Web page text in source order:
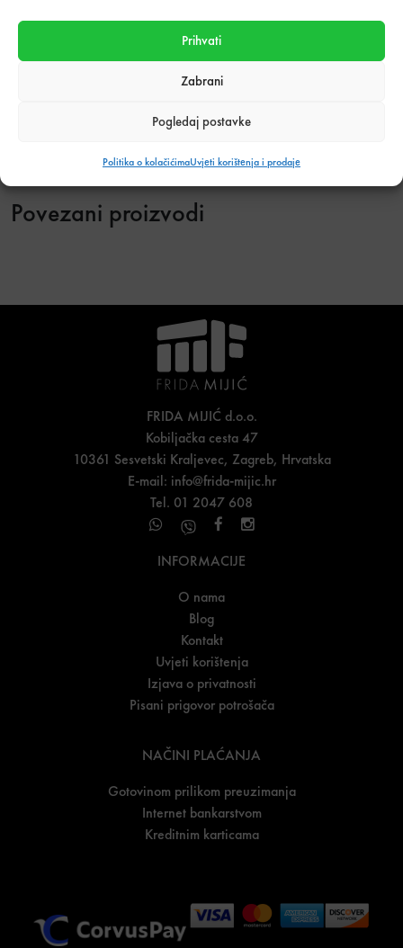
Prihvati
Zabrani
Pogledaj postavke
Politika o kolačićimaUvjeti korištenja i prodaje
Podijeli s prijateljima:
Povezani proizvodi
FRIDA MIJIĆ d.o.o.
Kobiljačka cesta 47
10361 Sesvetski Kraljevec, Zagreb, Hrvatska
E-mail: info@frida-mijic.hr
Tel. 01 2047 608
INFORMACIJE
O nama
Blog
Kontakt
Uvjeti korištenja
Izjava o privatnosti
Pisani prigovor potrošača
NAČINI PLAĆANJA
Gotovinom prilikom preuzimanja
Internet bankarstvom
Kreditnim karticama